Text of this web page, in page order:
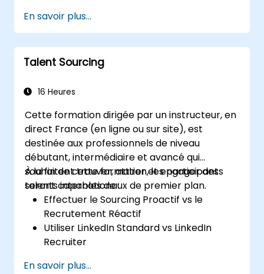
Accéder aux talents mondiaux et aux
canaux de recrutement
En savoir plus...
Talent Sourcing
16 Heures
Cette formation dirigée par un instructeur, en
direct France (en ligne ou sur site), est
destinée aux professionnels de niveau
débutant, intermédiaire et avancé qui
souhaitent trouver, attirer et engager des
talents internationaux de premier plan.
À la fin de cette formation, les participants
seront capables de :
Effectuer le Sourcing Proactif vs le
Recrutement Réactif
Utiliser LinkedIn Standard vs LinkedIn
Recruiter
Boolean
En savoir plus...